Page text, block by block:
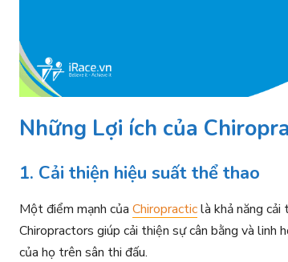
Những Lợi ích của
1. Cải thiện hiệu suất thể thao
Một điểm mạnh của Chiropracticlà khả năng cải
Chiropractors giúp cải thiện sự cân bằng và linh
của họ trên sân thi đấu.